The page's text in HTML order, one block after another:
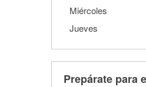
Miércoles
Jueves
Prepárate para